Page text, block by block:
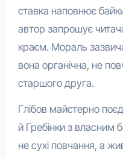
ставка наповнює
автор запрошує
краєм. Мораль
вона органічна, не
старшого друга.
Глібов майстерно
й Гребінки з
не сухі повчання, а